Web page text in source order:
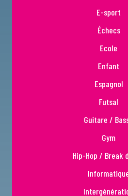
E-sport
Échecs
Ecole
Enfant
Espagnol
Futsal
Guitare /
Gym
Hip-Hop / Break